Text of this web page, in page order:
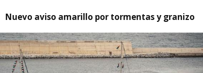
Nuevo aviso amarillo por tormentas y granizo